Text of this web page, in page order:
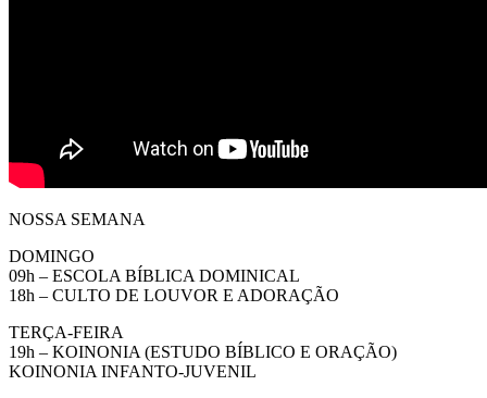
NOSSA SEMANA
DOMINGO
09h – ESCOLA BÍBLICA DOMINICAL
18h – CULTO DE LOUVOR E ADORAÇÃO
TERÇA-FEIRA
19h – KOINONIA (ESTUDO BÍBLICO E ORAÇÃO)
KOINONIA INFANTO-JUVENIL